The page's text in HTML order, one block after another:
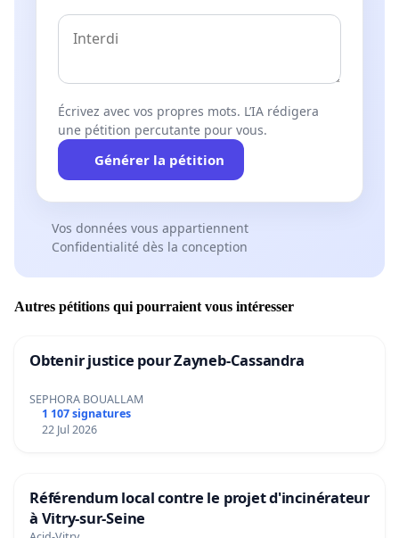
Écrivez avec vos propres mots. L’IA rédigera
une pétition percutante pour vous.
Générer la pétition
Vos données vous appartiennent
Confidentialité dès la conception
Autres pétitions qui pourraient vous intéresser
Obtenir justice pour Zayneb-Cassandra
SEPHORA BOUALLAM
1 107 signatures
22 Jul 2026
Référendum local contre le projet d'incinérateur
à Vitry-sur-Seine